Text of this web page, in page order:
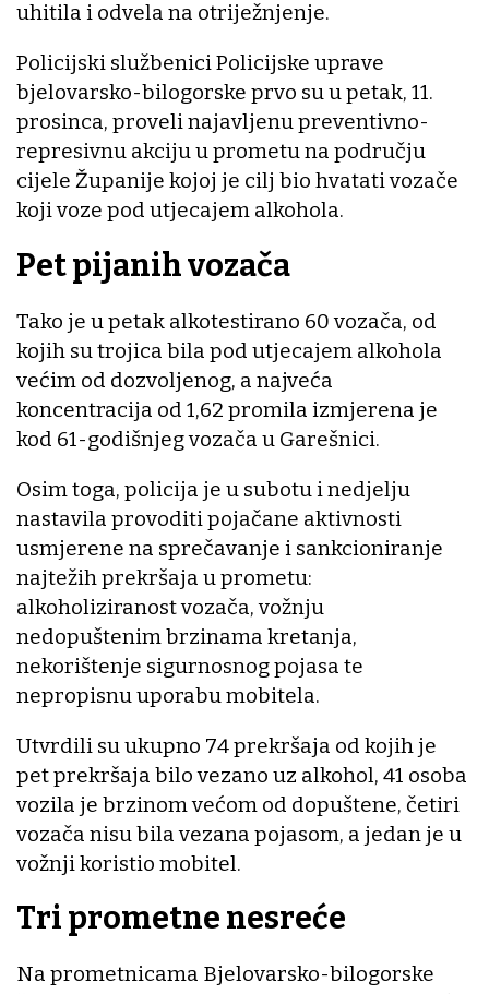
uhitila i odvela na otriježnjenje.
Policijski službenici Policijske uprave
bjelovarsko-bilogorske prvo su u petak, 11.
prosinca, proveli najavljenu preventivno-
represivnu akciju u prometu na području
cijele Županije kojoj je cilj bio hvatati vozače
koji voze pod utjecajem alkohola.
Pet pijanih vozača
Tako je u petak alkotestirano 60 vozača, od
kojih su trojica bila pod utjecajem alkohola
većim od dozvoljenog, a najveća
koncentracija od 1,62 promila izmjerena je
kod 61-godišnjeg vozača u Garešnici.
Osim toga, policija je u subotu i nedjelju
nastavila provoditi pojačane aktivnosti
usmjerene na sprečavanje i sankcioniranje
najtežih prekršaja u prometu:
alkoholiziranost vozača, vožnju
nedopuštenim brzinama kretanja,
nekorištenje sigurnosnog pojasa te
nepropisnu uporabu mobitela.
Utvrdili su ukupno 74 prekršaja od kojih je
pet prekršaja bilo vezano uz alkohol, 41 osoba
vozila je brzinom većom od dopuštene, četiri
vozača nisu bila vezana pojasom, a jedan je u
vožnji koristio mobitel.
Tri prometne nesreće
Na prometnicama Bjelovarsko-bilogorske